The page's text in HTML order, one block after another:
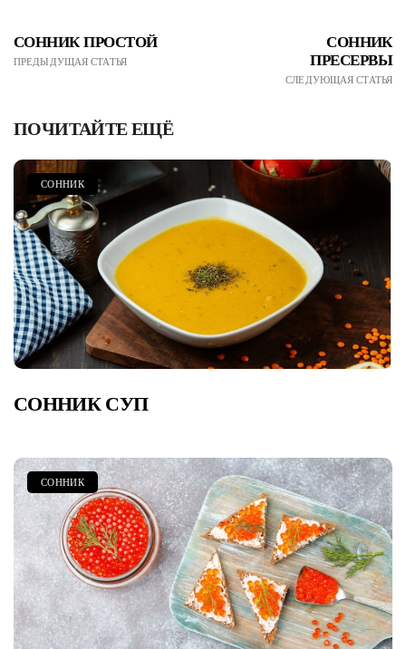
СОННИК ПРОСТОЙ
ПРЕДЫДУЩАЯ СТАТЬЯ
СОННИК
ПРЕСЕРВЫ
СЛЕДУЮЩАЯ СТАТЬЯ
ПОЧИТАЙТЕ ЕЩЁ
СОННИК
СОННИК СУП
СОННИК